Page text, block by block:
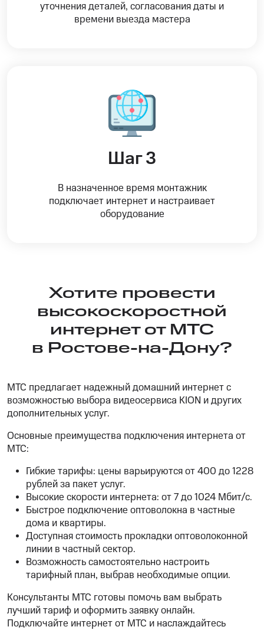
уточнения деталей, согласования даты и
времени выезда мастера
Шаг 3
В назначенное время монтажник
подключает интернет и настраивает
оборудование
Хотите провести
высокоскоростной
интернет от МТС
в Ростове-на-Дону?
МТС предлагает надежный домашний интернет с
возможностью выбора видеосервиса KION и других
дополнительных услуг.
Основные преимущества подключения интернета от
МТС:
Гибкие тарифы: цены варьируются от 400 до 1228
рублей за пакет услуг.
Высокие скорости интернета: от 7 до 1024 Мбит/с.
Быстрое подключение оптоволокна в частные
дома и квартиры.
Доступная стоимость прокладки оптоволоконной
линии в частный сектор.
Возможность самостоятельно настроить
тарифный план, выбрав необходимые опции.
Консультанты МТС готовы помочь вам выбрать
лучший тариф и оформить заявку онлайн.
Подключайте интернет от МТС и наслаждайтесь